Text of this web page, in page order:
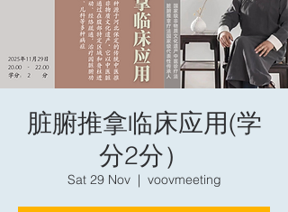
脏腑推拿临床应用(学
分2分）
Sat 29 Nov
  |
voovmeeting